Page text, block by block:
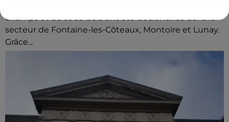
champs et de sous-bois ont été déclenchés dans le
secteur de Fontaine-les-Côteaux, Montoire et Lunay.
Grâce...